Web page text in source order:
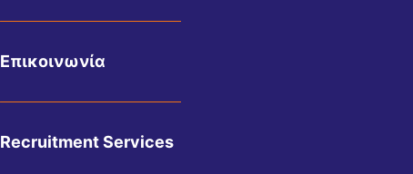
Επικοινωνία
Recruitment Services